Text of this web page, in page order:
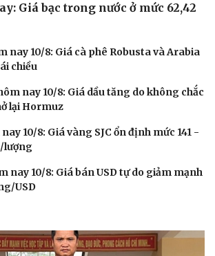
Giá bạc trong nước ở mức 62,42
nay 10/8: Giá cà phê Robusta và Arabia
chiều
nay 10/8: Giá dầu tăng do không chắc
lại Hormuz
10/8: Giá vàng SJC ổn định mức 141 -
lượng
nay 10/8: Giá bán USD tự do giảm mạnh
USD